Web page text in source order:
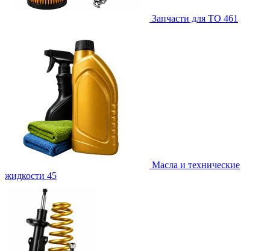
Запчасти для ТО 461
Масла и технические
жидкости 45